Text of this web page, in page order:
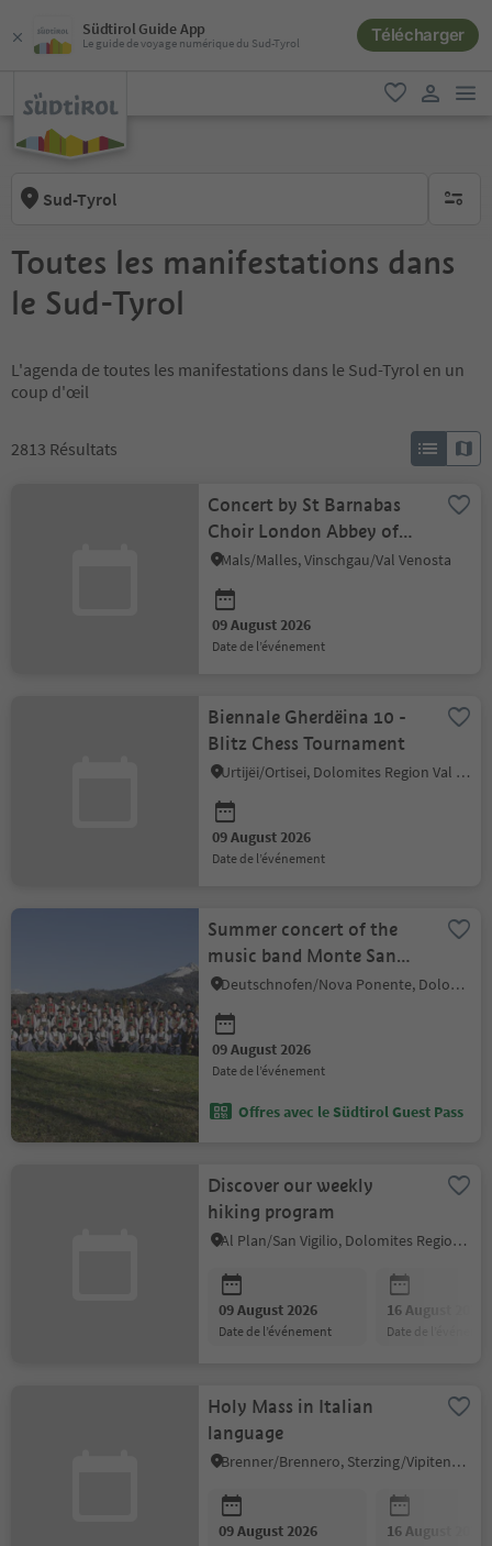
Südtirol Guide App
Le guide de voyage numérique du Sud-Tyrol Télécharger
favori
Sud-Tyrol aucun
Toutes les manifestations dans
le Sud-Tyrol
L'agenda de toutes les manifestations dans le Sud-Tyrol en un
coup d'œil
2813 Résultats
Concert by St Barnabas
Choir London Abbey of
Marieberg
Mals/Malles, Vinschgau/Val Venosta
09 August 2026
date de l’événement
Biennale Gherdëina 10 -
Blitz Chess Tournament
Urtijëi/Ortisei, Dolomites Region Val Gardena
09 August 2026
date de l’événement
Summer concert of the
music band Monte San
Pietro
Deutschnofen/Nova Ponente, Dolomites Region Eggental
09 August 2026
date de l’événement
Offres avec le Südtirol Guest Pass
Discover our weekly
hiking program
Al Plan/San Vigilio, Dolomites Region Kronplatz/Plan de Corones
09 August 2026
date de l’événement
16 August 2026
date de
Holy Mass in Italian
language
Brenner/Brennero, Sterzing/Vipiteno and environs
09 August 2026 16 August 2026